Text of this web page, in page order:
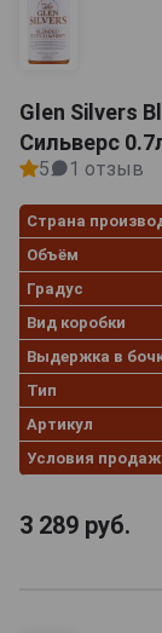
Glen Silvers
Сильверс
5 1 отзыв
Страна
Объём
Градус
Вид коробки
Выдержка в
Тип
Артикул
Условия продаж
3 289 руб.